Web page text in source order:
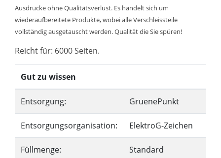
Ausdrucke ohne Qualitätsverlust. Es handelt sich um
wiederaufbereitete Produkte, wobei alle Verschleissteile
vollständig ausgetauscht werden. Qualität die Sie spüren!
Reicht für: 6000 Seiten.
Gut zu wissen
Entsorgung: GruenePunkt
Entsorgungsorganisation: ElektroG-Zeichen
Füllmenge: Standard